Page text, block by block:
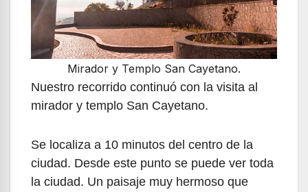
Mirador y Templo San Cayetano.
Nuestro recorrido continuó con la visita al
mirador y templo San Cayetano.
Se localiza a 10 minutos del centro de la
ciudad. Desde este punto se puede ver toda
la ciudad. Un paisaje muy hermoso que